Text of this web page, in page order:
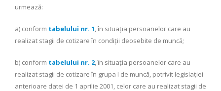
urmează:
a) conform tabelului nr. 1, în situaţia persoanelor care au
realizat stagii de cotizare în condiţii deosebite de muncă;
b) conform tabelului nr. 2, în situaţia persoanelor care au
realizat stagii de cotizare în grupa I de muncă, potrivit legislaţiei
anterioare datei de 1 aprilie 2001, celor care au realizat stagii de